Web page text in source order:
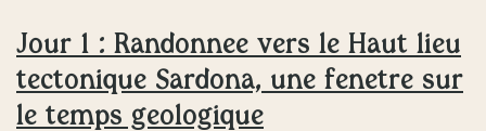
Jour 1 : Randonnée vers le Haut lieu
tectonique Sardona, une fenêtre sur
le temps géologique